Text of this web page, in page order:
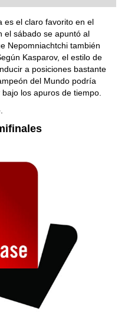
es el claro favorito en el
el sábado se apuntó al
Nepomniachtchi también
Kasparov, el estilo de
a posiciones bastante
del Mundo podría
los apuros de tiempo.